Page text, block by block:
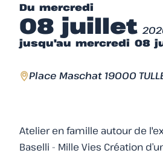
Du mercredi
08 juillet
jusqu'au mercredi 08
Place Maschat 19000
Atelier en famille autour de
Baselli - Mille Vies Création